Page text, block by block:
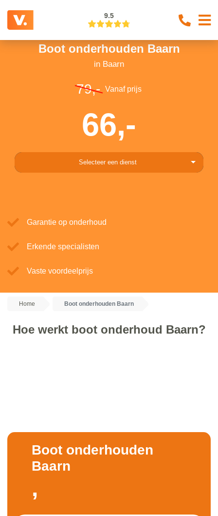
9.5
Boot onderhouden Baarn
in Baarn
79,- Vanaf prijs
66,-
Selecteer een dienst
Garantie op onderhoud
Erkende specialisten
Vaste voordeelprijs
Home Boot onderhouden Baarn
Hoe werkt boot onderhoud Baarn?
Boot onderhouden
Baarn
,